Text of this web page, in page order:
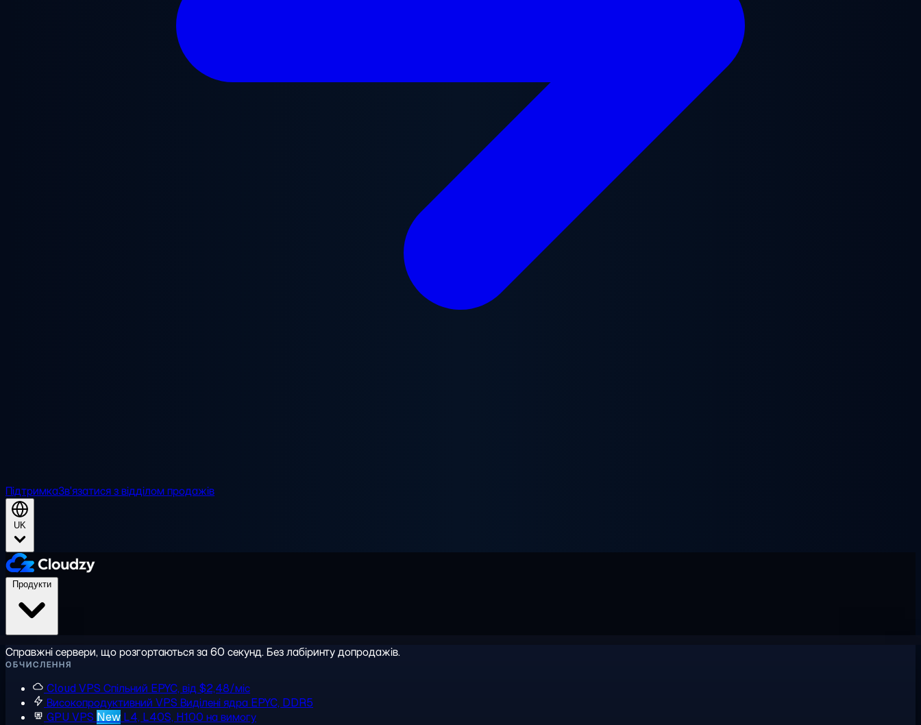
ПідтримкаЗв'язатися з відділом продажів
UK
Справжні сервери, що розгортаються за 60 секунд. Без лабіринту допродажів.
ОБЧИСЛЕННЯ
Cloud VPS Спільний EPYC, від $2,48/міс
Високопродуктивний VPS Виділені ядра EPYC, DDR5
GPU VPS New L4, L40S, H100 на вимогу